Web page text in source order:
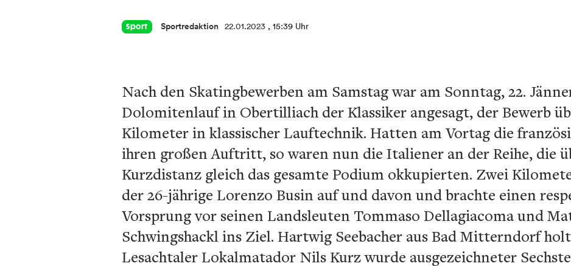
Sport Sportredaktion 22.01.2023 , 15:39 Uhr
Nach den Skatingbewerben am Samstag war am Sonntag, 22.
Dolomitenlauf in Obertilliach der Klassiker angesagt, der Bewerb
Kilometer in klassischer Lauftechnik. Hatten am Vortag die
ihren großen Auftritt, so waren nun die Italiener an der Reihe, die
Kurzdistanz gleich das gesamte Podium okkupierten. Zwei
der 26-jährige Lorenzo Busin auf und davon und brachte einen
Vorsprung vor seinen Landsleuten Tommaso Dellagiacoma und
Schwingshackl ins Ziel. Hartwig Seebacher aus Bad Mitterndorf
Lesachtaler Lokalmatador Nils Kurz wurde ausgezeichneter